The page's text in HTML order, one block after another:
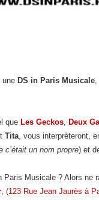
une DS in Paris Musicale,
que Les Geckos, Deux
Tita, vous interprèteront,
c’était un nom propre) et
Musicale ? Alors ne
, (123 Rue Jean Jaurès à